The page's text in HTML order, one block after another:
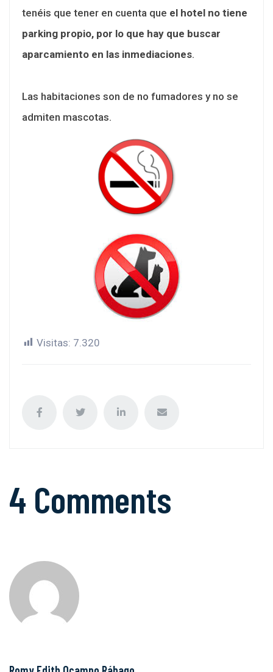
tenéis que tener en cuenta que el hotel no tiene
parking propio, por lo que hay que buscar
aparcamiento en las inmediaciones.
Las habitaciones son de no fumadores y no se
admiten mascotas.
Visitas: 7.320
4 Comments